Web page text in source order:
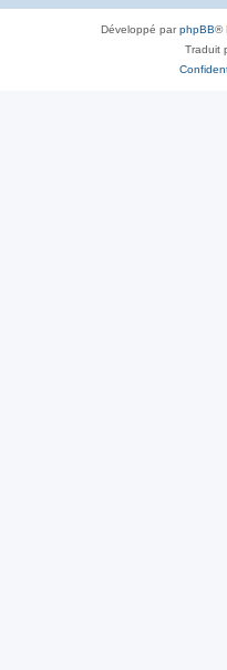
Développé parphpBB®
Traduit